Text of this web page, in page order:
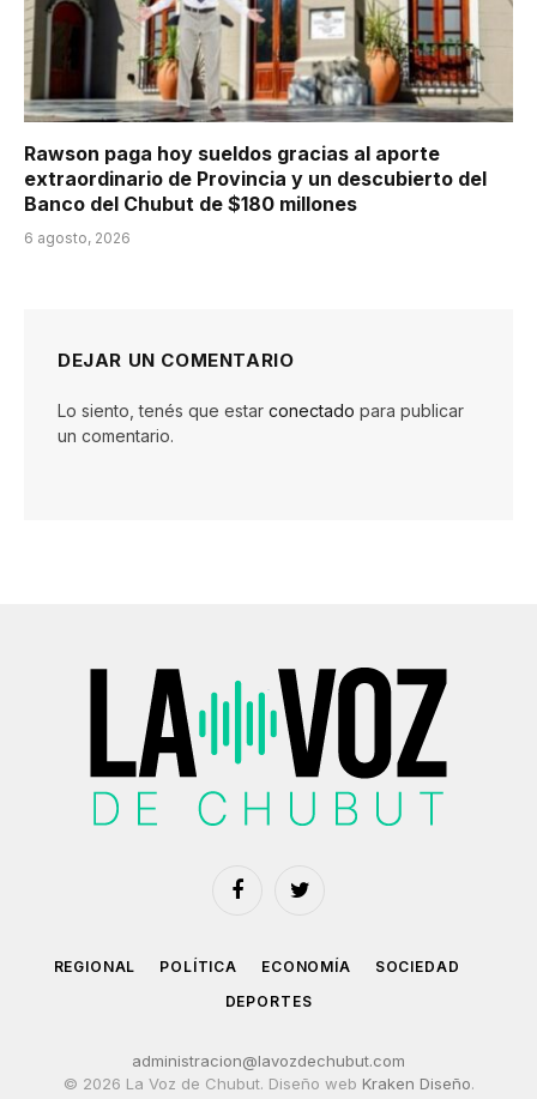
Rawson paga hoy sueldos gracias al aporte
extraordinario de Provincia y un descubierto del
Banco del Chubut de $180 millones
6 agosto, 2026
DEJAR UN COMENTARIO
Lo siento, tenés que estar conectado para publicar
un comentario.
FacebookTwitter
REGIONAL POLÍTICA ECONOMÍA
SOCIEDAD
DEPORTES
administracion@lavozdechubut.com
© 2026 La Voz de Chubut. Diseño web Kraken Diseño.